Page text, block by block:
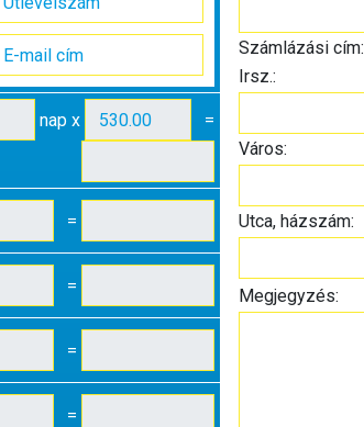
nap x =
=
=
=
=
Számlázási cím:
Irsz.:
Város:
Utca, házszám:
Megjegyzés: